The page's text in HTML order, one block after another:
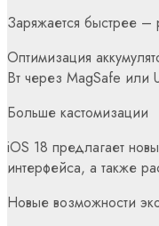
Заряжается быстрее –
Оптимизация
Вт через MagSafe или
Больше кастомизации
iOS 18 предлагает
интерфейса, а также
Новые возможности